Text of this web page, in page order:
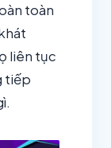
toàn
liên tục
tiếp